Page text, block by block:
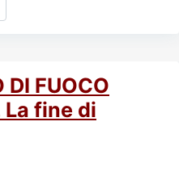
DI FUOCO
La fine di